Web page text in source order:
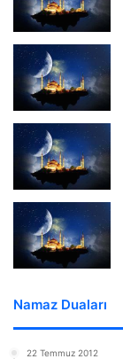
Namaz Duaları
22 Temmuz 2012